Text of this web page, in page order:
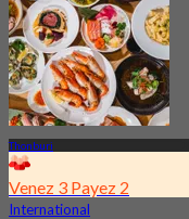
Thonburi
Venez 3 Payez 2
International